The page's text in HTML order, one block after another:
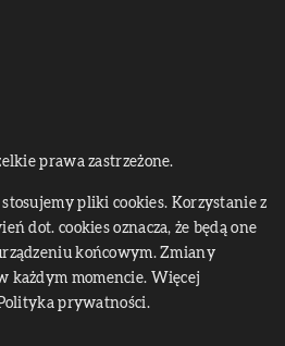
prawa zastrzeżone.
pliki cookies. Korzystanie z
dot. cookies oznacza, że będą one
końcowym. Zmiany
każdym momencie. Więcej
prywatności.